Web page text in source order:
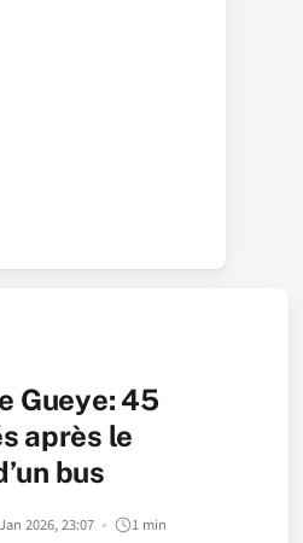
Gueye: 45
après le
bus
2026, 23:07 1 min